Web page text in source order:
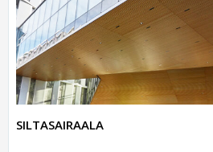
SILTASAIRAALA